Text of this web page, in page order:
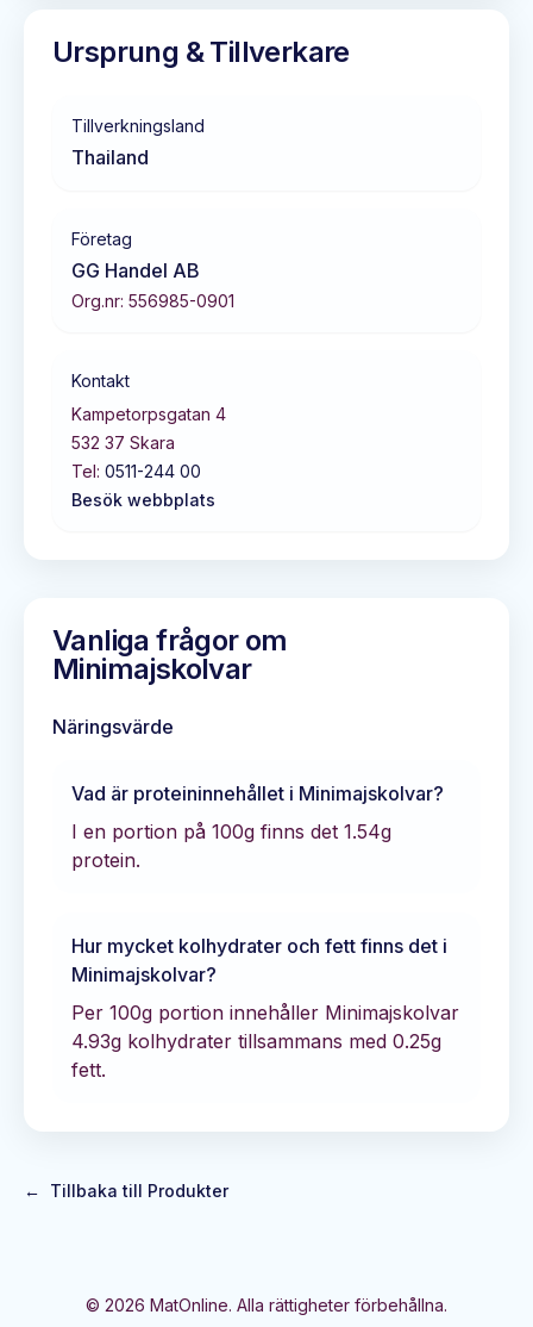
Ursprung & Tillverkare
Tillverkningsland
Thailand
Företag
GG Handel AB
Org.nr: 556985-0901
Kontakt
Kampetorpsgatan 4
532 37 Skara
Tel: 0511-244 00
Besök webbplats
Vanliga frågor om
Minimajskolvar
Näringsvärde
Vad är proteininnehållet i Minimajskolvar?
I en portion på 100g finns det 1.54g
protein.
Hur mycket kolhydrater och fett finns det i
Minimajskolvar?
Per 100g portion innehåller Minimajskolvar
4.93g kolhydrater tillsammans med 0.25g
fett.
← Tillbaka till Produkter
© 2026 MatOnline. Alla rättigheter förbehållna.